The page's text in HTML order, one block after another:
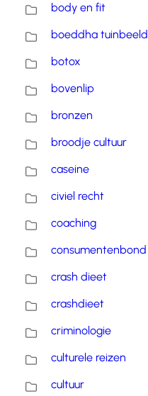
body en fit
boeddha tuinbeeld
botox
bovenlip
bronzen
broodje cultuur
caseine
civiel recht
coaching
consumentenbond
crash dieet
crashdieet
criminologie
culturele reizen
cultuur